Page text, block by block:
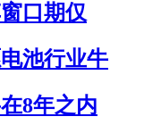
口期仅
池行业牛
8年之内